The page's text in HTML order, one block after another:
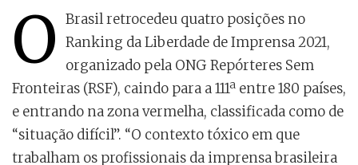
O Brasil retrocedeu quatro posições no
Ranking da Liberdade de Imprensa 2021,
organizado pela ONG Repórteres Sem
Fronteiras (RSF), caindo para a 111ª entre 180 países,
e entrando na zona vermelha, classificada como de
“situação difícil”. “O contexto tóxico em que
trabalham os profissionais da imprensa brasileira